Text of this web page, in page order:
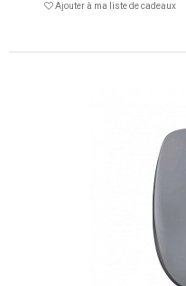
Ajouter à ma liste de cadeaux